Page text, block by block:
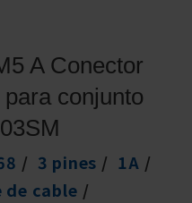
A Conector
conjunto
3 pines
1A
de cable